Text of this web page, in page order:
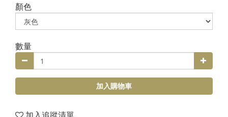
顏色
數量
加入購物車